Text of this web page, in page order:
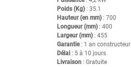
Poids (Kg): 35.1
Hauteur (en mm): 700
Longueur (mm): 400
Largeur (mm): 455
Garantie: 1 an constructeur
Délai: 5 à 10 jours
Livraison: Gratuite